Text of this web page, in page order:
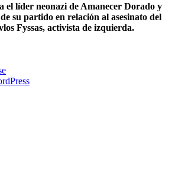
el líder neonazi de Amanecer Dorado y
su partido en relación al asesinato del
Fyssas, activista de izquierda.